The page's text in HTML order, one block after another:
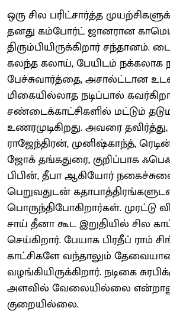
ஒரு சில பரிட்சார்த்த
தனது கம்போர்ட் ஜானரான
திரும்பியிருக்கிறார் சந்தானம்.
கலந்த கலாய், பேயிடம் நக்கலாக
பேச்சுவார்த்தை, அசால்ட்டான
மிகையில்லாத நடிப்பால்
சண்டைக்காட்சிகளில் மட்டும்
உணரமுடிகிறது. அவரை
ராஜேந்திரன், முனிஷ்காந்த்,
ஜோக் தங்கதுரை, குறிப்பாக
பிபின், தீபா ஆகியோர்
பெறுவதுடன்
பொருந்திபோகிறார்கள். முரட்டு
சாய் தீனா கூட இறுதியில் சில
செய்கிறார். பேயாக பிரதீப் ராம்
காட்சிகளே வந்தாலும்
வழங்கியிருக்கிறார். நடிகை
அளவில் வேலையில்லை
குறையில்லை.